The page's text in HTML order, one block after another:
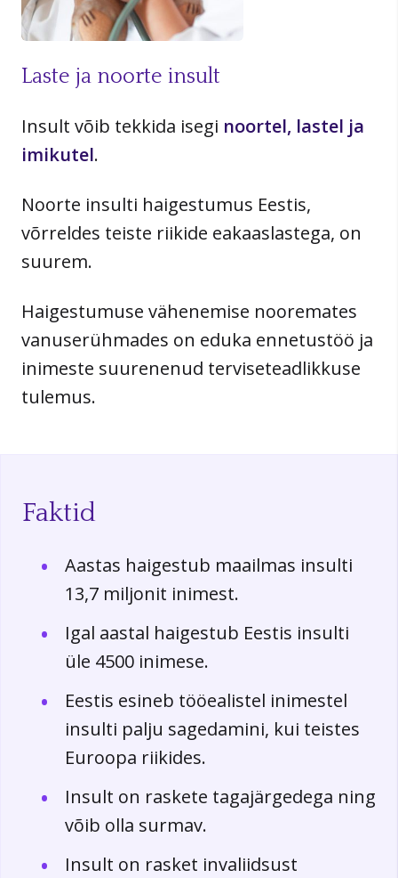
Laste ja noorte insult
Insult võib tekkida isegi noortel, lastel ja
imikutel.
Noorte insulti haigestumus Eestis,
võrreldes teiste riikide eakaaslastega, on
suurem.
Haigestumuse vähenemise nooremates
vanuserühmades on eduka ennetustöö ja
inimeste suurenenud terviseteadlikkuse
tulemus.
Faktid
Aastas haigestub maailmas insulti
13,7 miljonit inimest.
Igal aastal haigestub Eestis insulti
üle 4500 inimese.
Eestis esineb tööealistel inimestel
insulti palju sagedamini, kui teistes
Euroopa riikides.
Insult on raskete tagajärgedega ning
võib olla surmav.
Insult on rasket invaliidsust